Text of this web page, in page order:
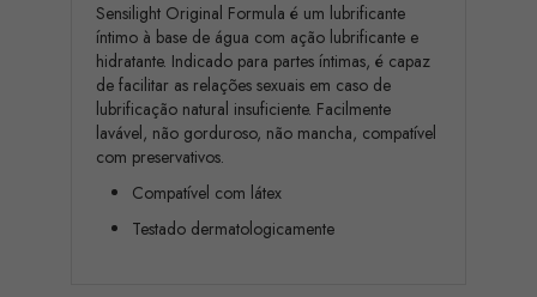
Sensilight Original Formula é um lubrificante
íntimo à base de água com ação lubrificante e
hidratante. Indicado para partes íntimas, é capaz
de facilitar as relações sexuais em caso de
lubrificação natural insuficiente. Facilmente
lavável, não gorduroso, não mancha, compatível
com preservativos.
Compatível com látex
Testado dermatologicamente